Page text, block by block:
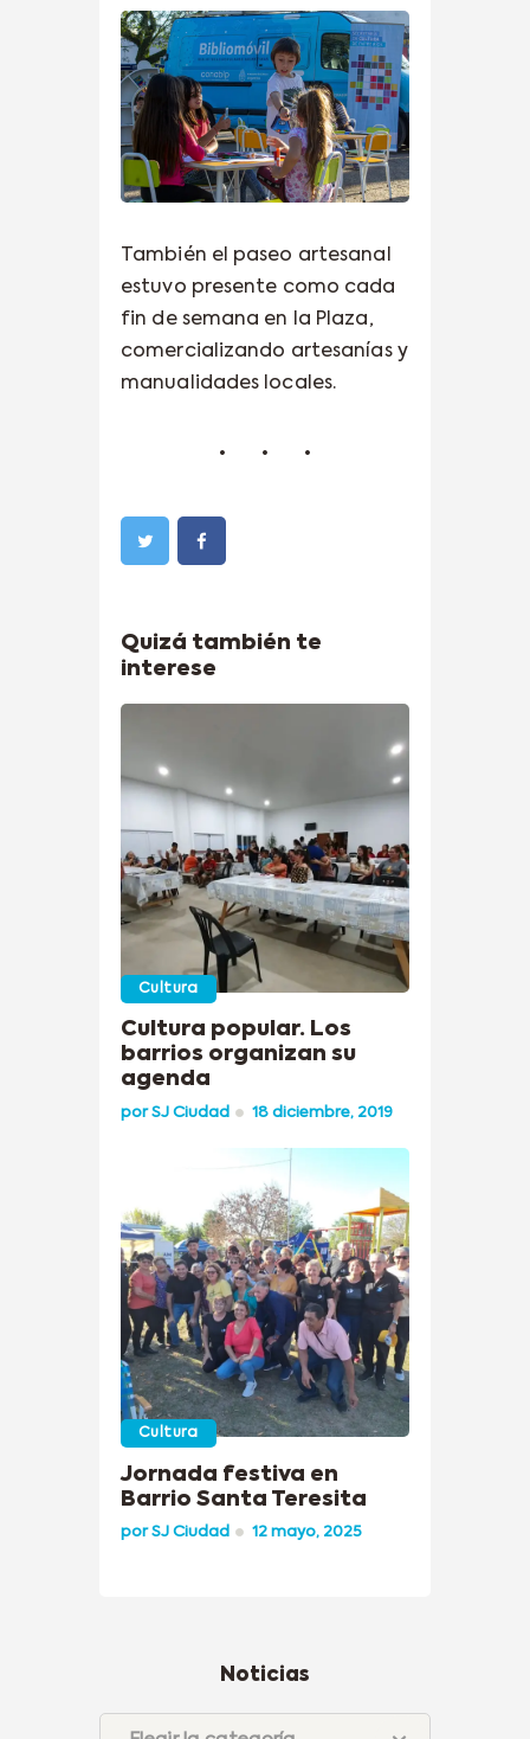
También el paseo artesanal
estuvo presente como cada
fin de semana en la Plaza,
comercializando artesanías y
manualidades locales.
Quizá también te
interese
Cultura
Cultura popular. Los
barrios organizan su
agenda
porSJ Ciudad 18 diciembre, 2019
Cultura
Jornada festiva en
Barrio Santa Teresita
porSJ Ciudad 12 mayo, 2025
Noticias